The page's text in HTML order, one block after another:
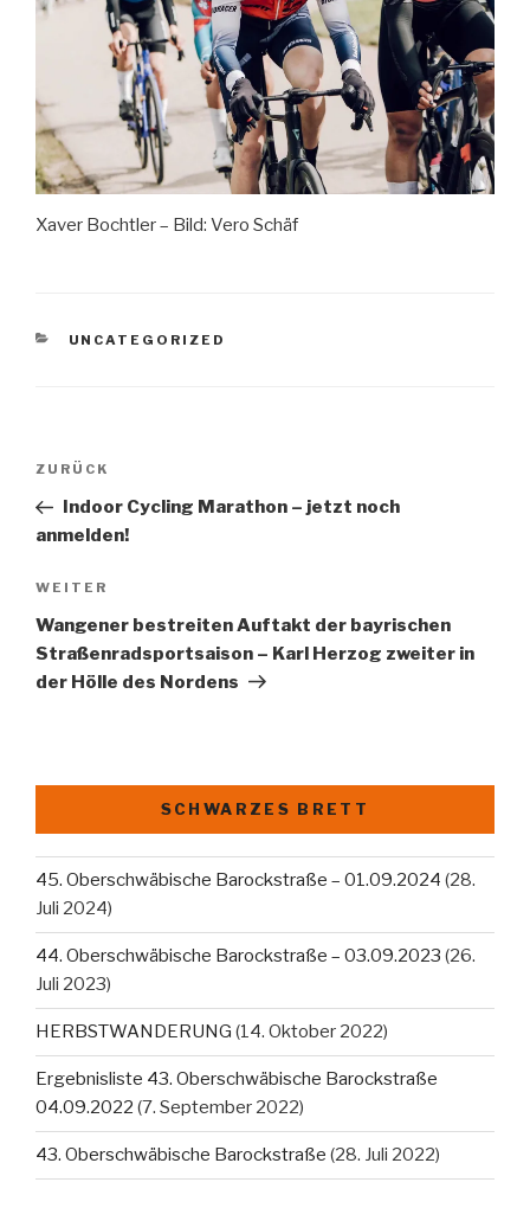
Xaver Bochtler – Bild: Vero Schäf
KATEGORIEN
UNCATEGORIZED
Beitragsnavigation
Vorheriger
Beitrag
ZURÜCK
Indoor Cycling Marathon – jetzt noch
anmelden!
Nächster
Beitrag
WEITER
Wangener bestreiten Auftakt der bayrischen
Straßenradsportsaison – Karl Herzog zweiter in
der Hölle des Nordens
SCHWARZES BRETT
45. Oberschwäbische Barockstraße – 01.09.2024 (28.
Juli 2024)
44. Oberschwäbische Barockstraße – 03.09.2023 (26.
Juli 2023)
HERBSTWANDERUNG (14. Oktober 2022)
Ergebnisliste 43. Oberschwäbische Barockstraße
04.09.2022 (7. September 2022)
43. Oberschwäbische Barockstraße (28. Juli 2022)